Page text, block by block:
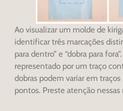
Ao visualizar um molde de
identificar três marcações
para dentro” e “dobra para
representado por um traço
dobras podem variar em
pontos. Preste atenção nessas